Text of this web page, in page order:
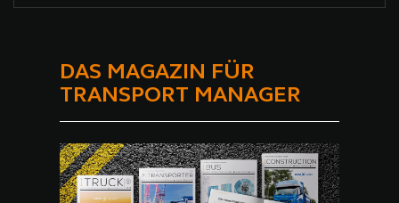
DAS MAGAZIN FÜR
TRANSPORT MANAGER